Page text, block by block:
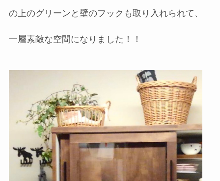
の上のグリーンと壁のフックも取り入れられて、
一層素敵な空間になりました！！